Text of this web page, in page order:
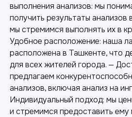
выполнения анализов: мы
получить результаты анализов
мы стремимся выполнять их в
Удобное расположение: наша
расположена в Ташкенте, что
для всех жителей города. —
предлагаем
анализов, включая анализ на
Индивидуальный подход: мы
и стремимся предоставить ему